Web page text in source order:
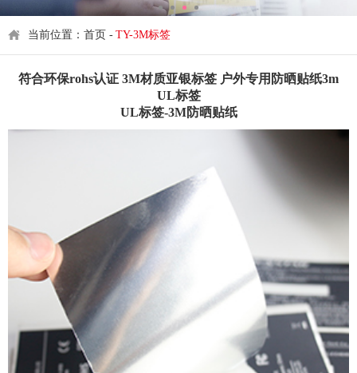
当前位置：首页 - TY-3M标签
符合环保rohs认证 3M材质亚银标签 户外专用防晒贴纸3m
UL标签
UL标签-3M防晒贴纸